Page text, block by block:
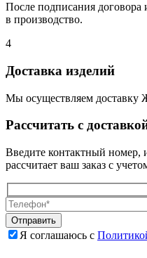
После подписания договора
в производство.
4
Доставка изделий
Мы осуществляем
Рассчитать с
Введите контактный номер,
рассчитает ваш заказ с
Я соглашаюсь с